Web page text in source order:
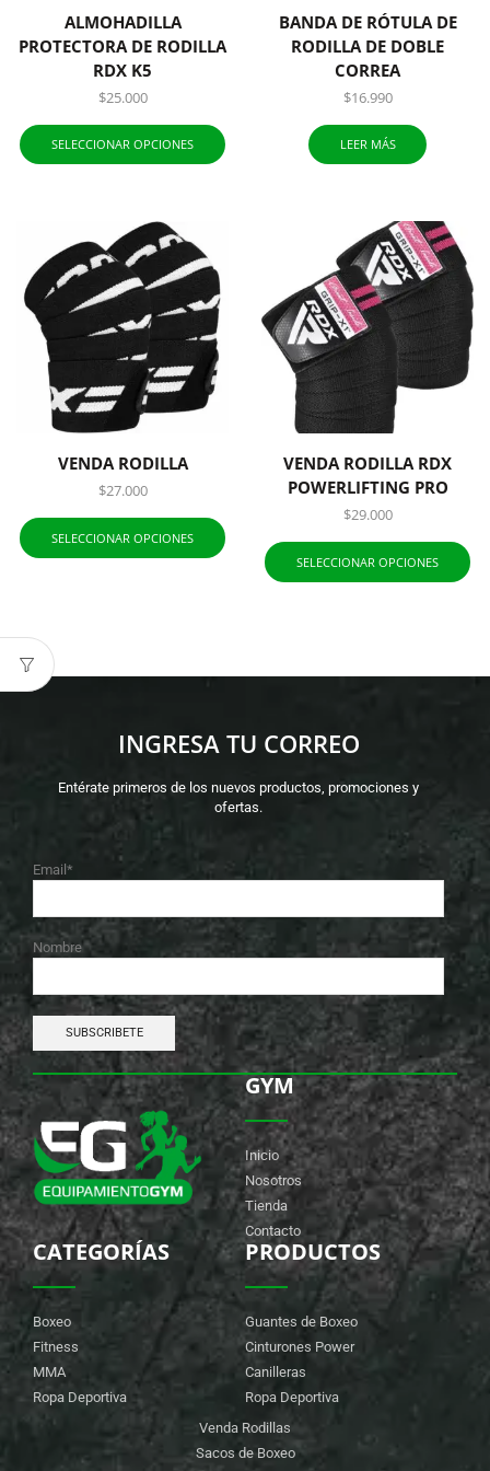
ALMOHADILLA
PROTECTORA DE RODILLA
RDX K5
$25.000
SELECCIONAR OPCIONES
BANDA DE RÓTULA DE
RODILLA DE DOBLE
CORREA
$16.990
LEER MÁS
VENDA RODILLA
$27.000
SELECCIONAR OPCIONES
VENDA RODILLA RDX
POWERLIFTING PRO
$29.000
SELECCIONAR OPCIONES
INGRESA TU CORREO
Entérate primeros de los nuevos productos, promociones y
ofertas.
Email*
Nombre
GYM
Inicio
Nosotros
Tienda
Contacto
CATEGORÍAS
Boxeo
Fitness
MMA
Ropa Deportiva
PRODUCTOS
Guantes de Boxeo
Cinturones Power
Canilleras
Ropa Deportiva
Venda Rodillas
Sacos de Boxeo